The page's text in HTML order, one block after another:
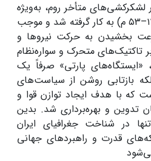
لشکرکشی‌های متأخر روم، به‌ویژه
در نبردهای دورۀ تراژان (۱۱۷–۵۳ م) به کار گرفته شد و موجب
‌بخشیدن به حرکت نیروها و
تاکتیک‌های متحرک و سواره‌نظام
«ایستگاه‌های پارتی» صرفاً یک
بازتابی روشن از سیاست‌های
که با هدف ایجاد توازن قوا و
تدوین و بهره‌برداری شد. بدین
در شناخت جغرافیای ایران
قدرت و راهبردهای جهانی